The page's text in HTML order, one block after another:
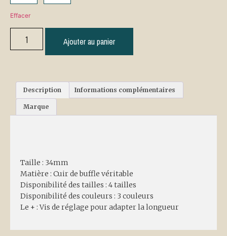
Effacer
Ajouter au panier
Description Informations complémentaires
Marque
Taille : 34mm
Matière : Cuir de buffle véritable
Disponibilité des tailles : 4 tailles
Disponibilité des couleurs : 3 couleurs
Le + : Vis de réglage pour adapter la longueur